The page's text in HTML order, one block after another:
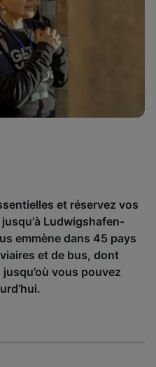
et réservez vos
Ludwigshafen-
emmène dans 45 pays
et de bus, dont
vous pouvez